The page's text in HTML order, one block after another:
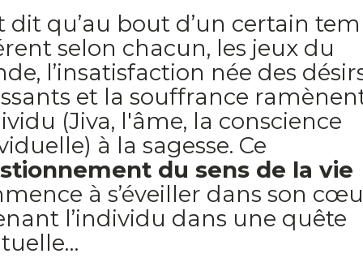
dit qu’au bout d’un certain
selon chacun, les jeux du
l’insatisfaction née des
et la souffrance
(Jiva, l'âme, la conscience
à la sagesse. Ce
du sens de la vie
à s’éveiller dans son
l’individu dans une quête